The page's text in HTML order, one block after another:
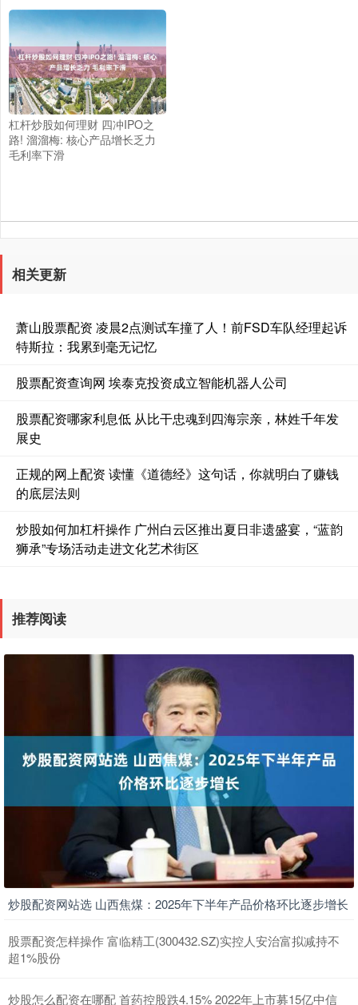
杠杆炒股如何理财 四冲IPO之
路! 溜溜梅: 核心产品增长乏力
毛利率下滑
相关更新
萧山股票配资 凌晨2点测试车撞了人！前FSD车队经理起诉
特斯拉：我累到毫无记忆
股票配资查询网 埃泰克投资成立智能机器人公司
股票配资哪家利息低 从比干忠魂到四海宗亲，林姓千年发
展史
正规的网上配资 读懂《道德经》这句话，你就明白了赚钱
的底层法则
炒股如何加杠杆操作 广州白云区推出夏日非遗盛宴，“蓝韵
狮承”专场活动走进文化艺术街区
推荐阅读
炒股配资网站选 山西焦煤：2025年下半年产品价格环比逐步增长
股票配资怎样操作 富临精工(300432.SZ)实控人安治富拟减持不
超1%股份
炒股怎么配资在哪配 首药控股跌4.15% 2022年上市募15亿中信